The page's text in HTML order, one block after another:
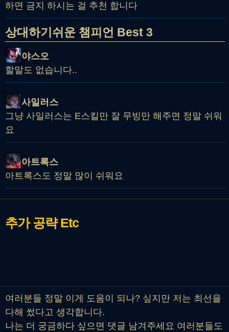
하면 금지 하시는 걸 추천 합니다
상대하기쉬운 챔피언 Best 3
야스오
할말도 없습니다..
사일러스
그냥 사일러스는 E스킬만 잘 무빙만 해주면 정말 쉬워
요
아트록스
아트록스도 정말 많이 쉬워요
추가 공략Etc
여러분들 정말 이게 도움이 되나? 싶지만 저는 최선을
다해 썼다고 생각합니다.
나는 더 궁금하다 싶으면 댓글 남겨주세요 여러분들도